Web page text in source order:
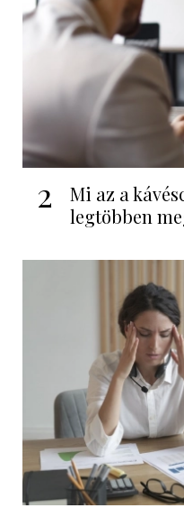
2
Mi az a
legtöbben